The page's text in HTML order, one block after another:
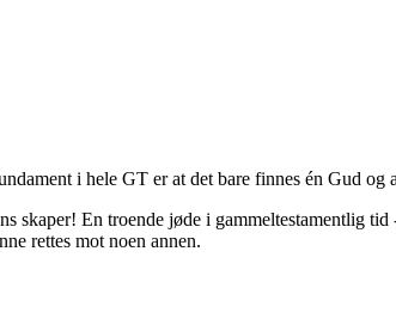
i hele GT er at det bare finnes én Gud og
En troende jøde i gammeltestamentlig tid
rettes mot noen annen.